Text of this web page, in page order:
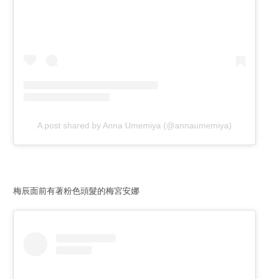
A post shared by Anna Umemiya (@annaumemiya)
梅辰面前有著粉色頭髮的梅宮安娜